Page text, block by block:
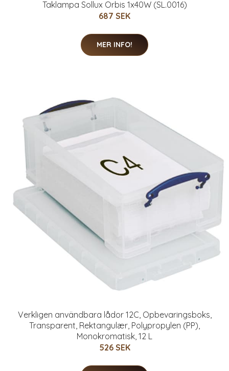
Taklampa Sollux Orbis 1x40W (SL.0016)
687 SEK
MER INFO!
Verkligen användbara lådor 12C, Opbevaringsboks,
Transparent, Rektangulær, Polypropylen (PP),
Monokromatisk, 12 L
526 SEK